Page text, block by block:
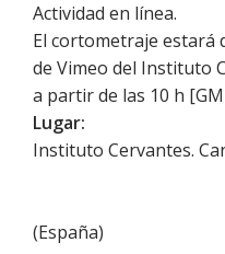
Actividad en línea.
El cortometraje estará
de Vimeo del Instituto
a partir de las 10 h
Lugar:
Instituto Cervantes.
(España)